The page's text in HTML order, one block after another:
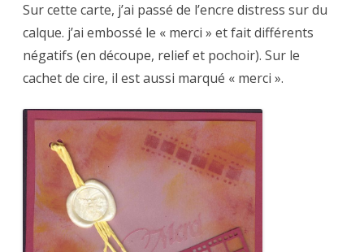
Sur cette carte, j’ai passé de l’encre distress sur du
calque. j’ai embossé le « merci » et fait différents
négatifs (en découpe, relief et pochoir). Sur le
cachet de cire, il est aussi marqué « merci ».